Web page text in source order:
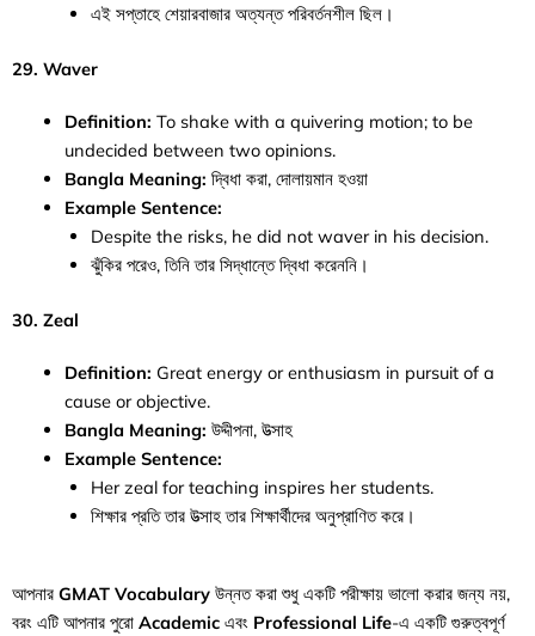
এই সপ্তাহে শেয়ারবাজার অত্যন্ত পরিবর্তনশীল ছিল।
29. Waver
Definition: To shake with a quivering motion; to be
undecided between two opinions.
Bangla Meaning: দ্বিধা করা, দোলায়মান হওয়া
Example Sentence:
Despite the risks, he did not waver in his decision.
ঝুঁকির পরেও, তিনি তার সিদ্ধান্তে দ্বিধা করেননি।
30. Zeal
Definition: Great energy or enthusiasm in pursuit of a
cause or objective.
Bangla Meaning: উদ্দীপনা, উত্সাহ
Example Sentence:
Her zeal for teaching inspires her students.
শিক্ষার প্রতি তার উত্সাহ তার শিক্ষার্থীদের অনুপ্রাণিত করে।
আপনার GMAT Vocabulary উন্নত করা শুধু একটি পরীক্ষায় ভালো করার জন্য নয়,
বরং এটি আপনার পুরো Academic এবং Professional Life-এ একটি গুরুত্বপূর্ণ